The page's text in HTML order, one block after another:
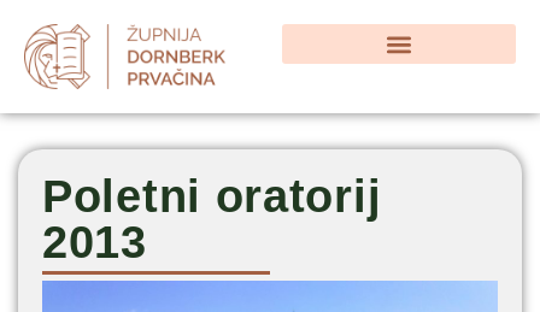
Poletni oratorij
2013